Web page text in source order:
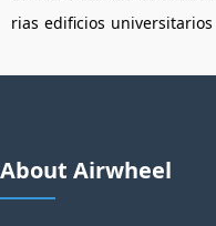
rias edificios universitarios
About Airwheel